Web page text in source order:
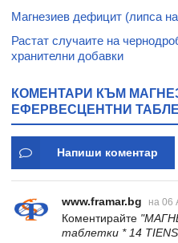
Магнезиев дефицит (липса
Растат случаите на
хранителни добавки
КОМЕНТАРИ КЪМ
ЕФЕРВЕСЦЕНТНИ
Напиши коментар
www.framar.bg на 06
Коментирайте
таблетки * 14